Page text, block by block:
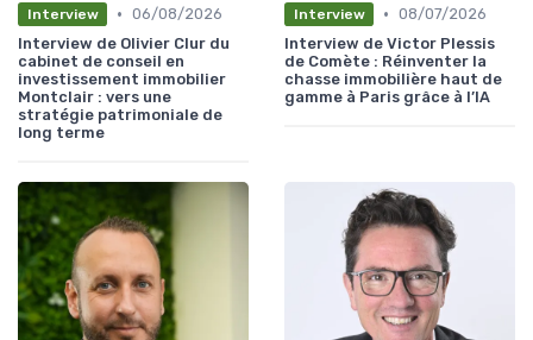
Interview • 06/08/2026
Interview de Olivier Clur du
cabinet de conseil en
investissement immobilier
Montclair : vers une
stratégie patrimoniale de
long terme
Interview • 08/07/2026
Interview de Victor Plessis
de Comète : Réinventer la
chasse immobilière haut de
gamme à Paris grâce à l’IA